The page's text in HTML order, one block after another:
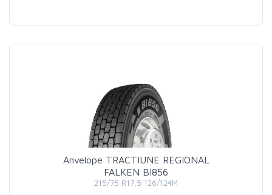
Anvelope TRACTIUNE REGIONAL
FALKEN BI856
215/75 R17,5 126/124M